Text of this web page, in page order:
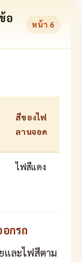
อ
หน้า 6
สีของไฟ
ลานจอด
ไฟสีแดง
กรถ
และไฟสีตาม